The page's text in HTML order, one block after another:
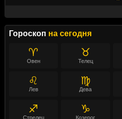
Гороскоп на сегодня
♈
Овен
♉
Телец
♌
Лев
♍
Дева
♐
Стрелец
♑
Козерог